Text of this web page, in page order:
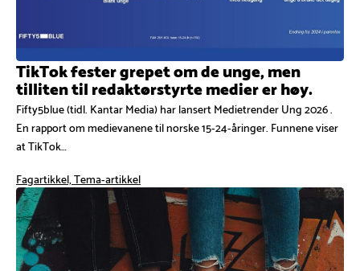
TikTok fester grepet om de unge, men
tilliten til redaktørstyrte medier er høy.
Fifty5blue (tidl. Kantar Media) har lansert Medietrender Ung 2026 .
En rapport om medievanene til norske 15-24-åringer. Funnene viser
at TikTok…
Fagartikkel, Tema-artikkel